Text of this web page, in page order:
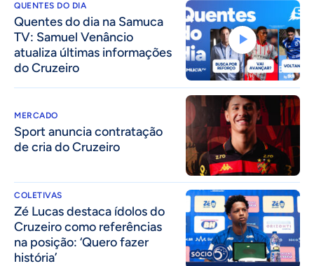
QUENTES DO DIA
Quentes do dia na Samuca
TV: Samuel Venâncio
atualiza últimas informações
do Cruzeiro
MERCADO
Sport anuncia contratação
de cria do Cruzeiro
COLETIVAS
Zé Lucas destaca ídolos do
Cruzeiro como referências
na posição: ‘Quero fazer
história’